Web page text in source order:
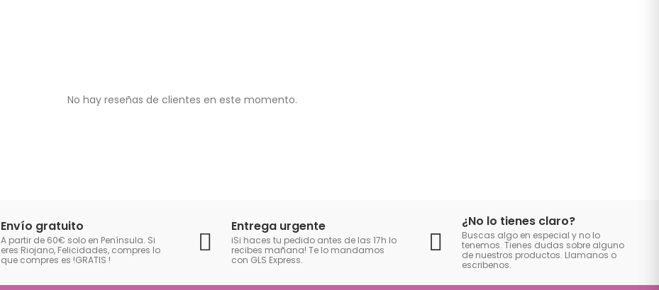
No hay reseñas de clientes en este momento.
Envío gratuito
A partir de 60€ solo en Península. Si
eres Riojano, Felicidades, compres lo
que compres es !GRATIS !
Entrega urgente
iSi haces tu pedido antes de las 17h lo
recibes mañana! Te lo mandamos
con GLS Express.
¿No lo tienes claro?
Buscas algo en especial y no lo
tenemos. Tienes dudas sobre alguno
de nuestros productos. Llamanos o
escribenos.